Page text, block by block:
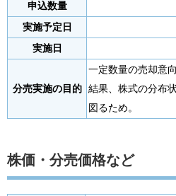
申込数量
実施予定日
実施日
分売実施の目的
一定数量の売却意
結果、株式の分布
図るため。
株価・分売価格など